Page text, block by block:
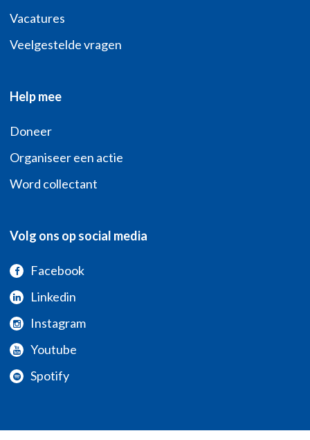
Vacatures
Veelgestelde vragen
Help mee
Doneer
Organiseer een actie
Word collectant
Volg ons op social media
Facebook
Linkedin
Instagram
Youtube
Spotify